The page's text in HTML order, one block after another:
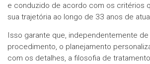
e conduzido de acordo com os critérios
sua trajetória ao longo de 33 anos de
Isso garante que, independentemente
procedimento, o planejamento
com os detalhes, a filosofia de